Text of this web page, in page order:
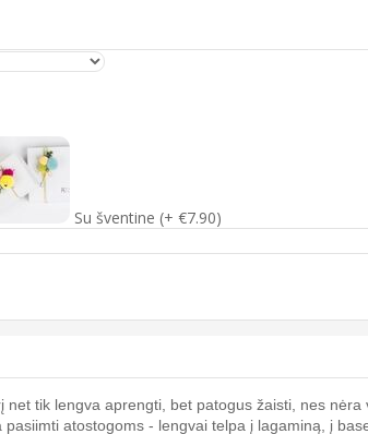
Su šventine (+ €7.90)
tik lengva aprengti, bet patogus žaisti, nes
atostogoms - lengvai telpa į lagaminą, į